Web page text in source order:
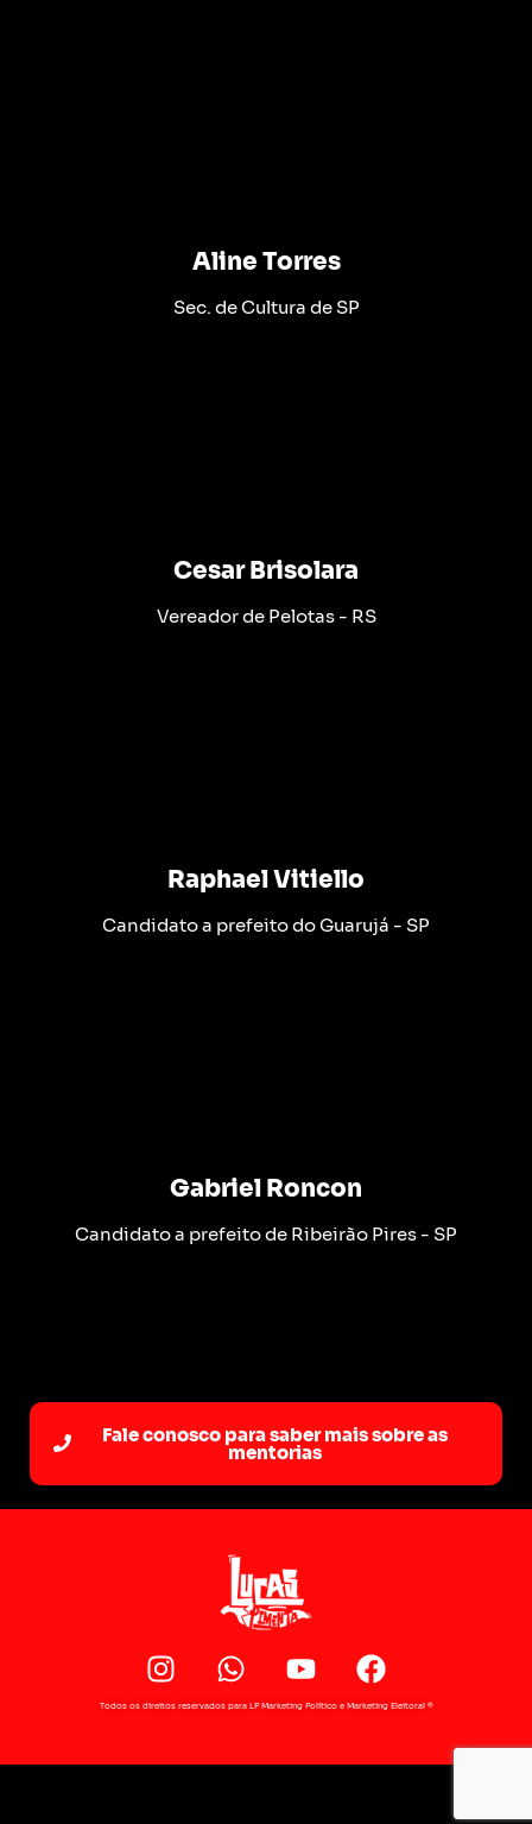
Aline Torres
Sec. de Cultura de SP
Cesar Brisolara
Vereador de Pelotas - RS
Raphael Vitiello
Candidato a prefeito do Guarujá - SP
Gabriel Roncon
Candidato a prefeito de Ribeirão Pires - SP
Fale conosco para saber mais sobre as
mentorias
Todos os direitos reservados para LP Marketing Político e Marketing Eleitoral ®